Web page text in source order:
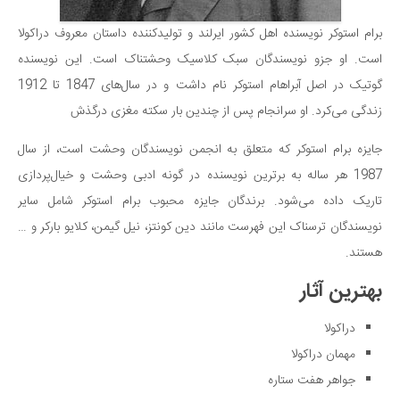
برام استوکر نویسنده اهل کشور ایرلند و تولیدکننده داستان معروف دراکولا
است. او جزو نویسندگان سبک کلاسیک وحشتناک است. این نویسنده
گوتیک در اصل آبراهام استوکر نام داشت و در سال‌های 1847 تا 1912
زندگی می‌کرد‌. او سرانجام پس از چندین بار سکته مغزی درگذش
جایزه برام استوکر که متعلق به انجمن نویسندگان وحشت است، از سال
1987 هر ساله به برترین نویسنده در گونه ادبی وحشت و خیال‌پردازی
تاریک داده می‌شود. برندگان جایزه محبوب برام استوکر شامل سایر
نویسندگان ترسناک این فهرست مانند دین کونتز، نیل گیمن، کلایو بارکر و …
هستند.
بهترین آثار
دراکولا
مهمان دراکولا
جواهر هفت ستاره